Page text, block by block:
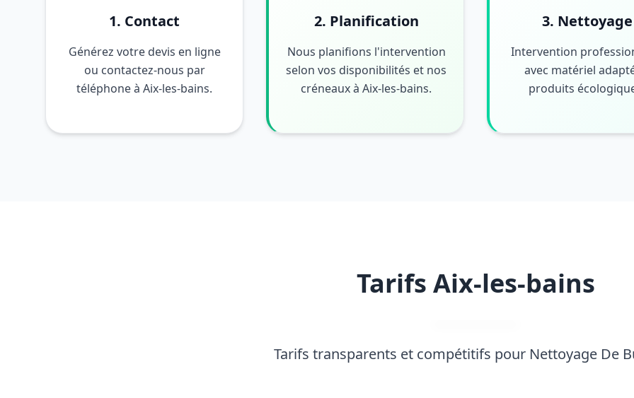
1. Contact
Générez votre devis en ligne
ou contactez-nous par
téléphone à Aix-les-bains.
2. Planification
Nous planifions l'intervention
selon vos disponibilités et nos
créneaux à Aix-les-bains.
3. Nettoyage
Intervention
avec matériel
produits
Tarifs Aix-les-bains
Tarifs transparents et compétitifs pour Nettoyage De